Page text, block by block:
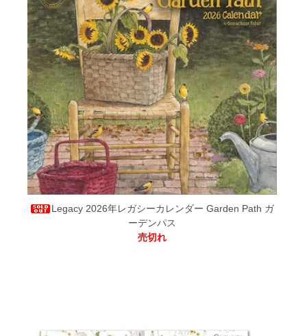
Legacy 2026年レガシーカレンダー Garden Path ガ
ーデンパス
売切れ